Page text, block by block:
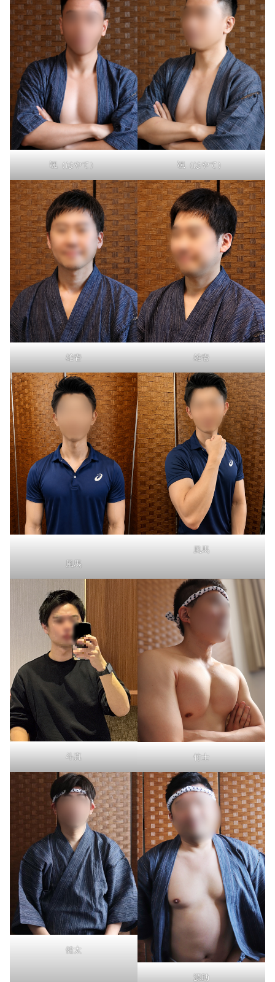
颯（はやて） 颯（はやて）
雄壱 雄壱
風馬
風馬
斗真 竹士
健太
源助